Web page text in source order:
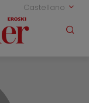
Castellano